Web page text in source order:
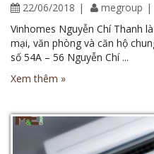
22/06/2018 megroup
Vinhomes Nguyễn Chí Thanh
mại, văn phòng và căn hộ
số 54A – 56 Nguyễn Chí ...
Xem thêm »